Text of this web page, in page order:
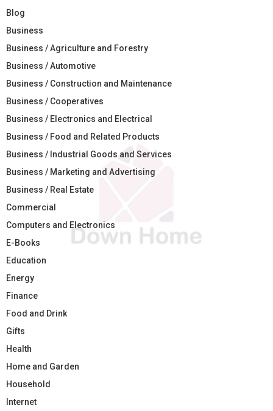
Blog
Business
Business / Agriculture and Forestry
Business / Automotive
Business / Construction and Maintenance
Business / Cooperatives
Business / Electronics and Electrical
Business / Food and Related Products
Business / Industrial Goods and Services
Business / Marketing and Advertising
Business / Real Estate
Commercial
Computers and Electronics
E-Books
Education
Energy
Finance
Food and Drink
Gifts
Health
Home and Garden
Household
Internet